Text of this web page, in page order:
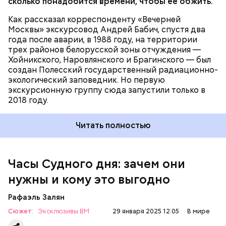
Как рассказал корреспонденту «Вечерней
Москвы» экскурсовод Андрей Бабич, спустя два
года после аварии, в 1988 году, на территории
трех районов белорусской зоны отчуждения —
Хойникского, Наровлянского и Брагинского — был
создан Полесский государственный радиационно-
экологический заповедник. Но первую
экскурсионную группу сюда запустили только в
2018 году.
Читать полностью
Часы Судного дня: зачем они
нужны и кому это выгодно
Рафаэль Залян
Сюжет: Эксклюзивы ВМ 29 января 2025 12:05 В мире
— Поскольку мы стоим на пороге второго
ядерного века и периода беспрецедентного
изменения климата, ученые вновь несут особую
ответственность за информирование
общественности и консультирование лидеров об
опасностях, с которыми сталкивается
человечество. Как ученые мы понимаем опасность
Каждый год — в зависимости от того, какие
события происходят в мире, — ученые,
нобелевские лауреаты и специалисты по ядерной
безопасности из экспертного совета «Бюллетеня
ученых-атомщиков» принимают решение о
перевода на полминуты вперед послужили как
ухудшающиеся отношения между ядерными
выбросов углекислого газа, так и усиление
национализма во всем мире и отрицание
изменения климата.